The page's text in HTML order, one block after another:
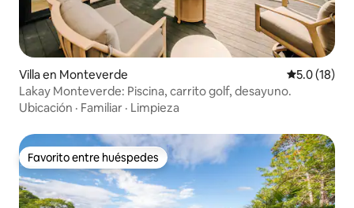
Villa en Monteverde Calificación
5.0 (18)
Lakay Monteverde: Piscina, carrito golf, desayuno.
Ubicación · Familiar · Limpieza
Favorito entre huéspedes
Favorito entre huéspedes